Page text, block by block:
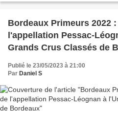
Bordeaux Primeurs 2022
l'appellation Pessac-
Grands Crus Classés de
Publié le 23/05/2023 à 21:00
Par Daniel S